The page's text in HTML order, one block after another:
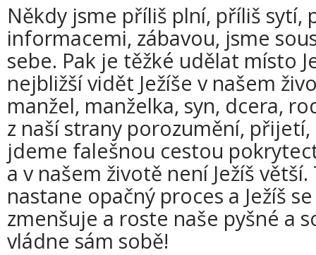
Někdy jsme příliš plní, příliš sytí,
informacemi, zábavou, jsme
sebe. Pak je těžké udělat místo
nejbližší vidět Ježíše v našem
manžel, manželka, syn, dcera,
z naší strany porozumění, přijetí,
jdeme falešnou cestou
a v našem životě není Ježíš
nastane opačný proces a Ježíš
zmenšuje a roste naše pyšné a
vládne sám sobě!